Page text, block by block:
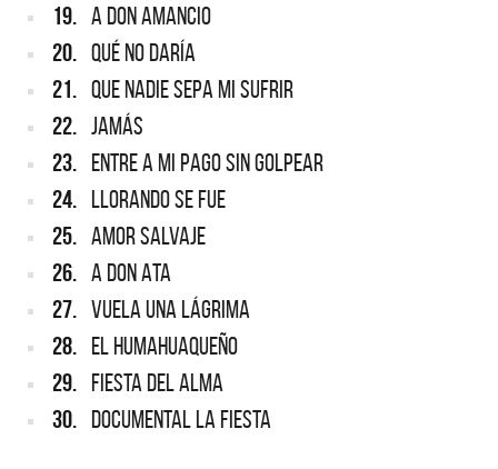
19. A DON AMANCIO
20. QUÉ NO DARÍA
21. QUE NADIE SEPA MI SUFRIR
22. JAMÁS
23. ENTRE A MI PAGO SIN GOLPEAR
24. LLORANDO SE FUE
25. AMOR SALVAJE
26. A DON ATA
27. VUELA UNA LÁGRIMA
28. EL HUMAHUAQUEÑO
29. FIESTA DEL ALMA
30. DOCUMENTAL LA FIESTA